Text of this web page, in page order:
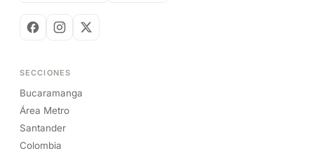
SECCIONES
Bucaramanga
Área Metro
Santander
Colombia